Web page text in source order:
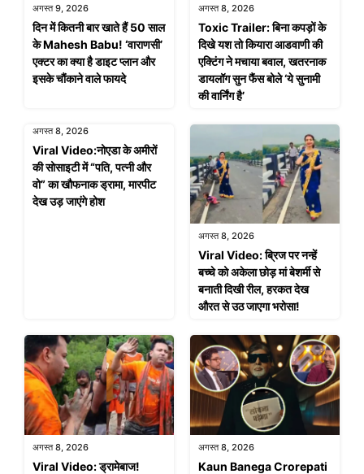
अगस्त 9, 2026
दिन में कितनी बार खाते हैं 50 साल
के Mahesh Babu! ‘वाराणसी’
एक्टर का क्या है डाइट प्लान और
इसके चौंकाने वाले फायदे
अगस्त 8, 2026
Toxic Trailer: बिना कपड़ों के
दिखे यश तो कियारा आडवाणी की
एक्टिंग ने मचाया बवाल, खतरनाक
डायलॉग सुन फैंस बोले ‘ये सुनामी
की वार्निंग है’
अगस्त 8, 2026
Viral Video:नोएडा के अमीरों
की सोसाइटी में “पति, पत्नी और
वो” का खौफनाक ड्रामा, मारपीट
देख उड़ जाएंगे होश
अगस्त 8, 2026
Viral Video: ब्रिज पर नन्हें
बच्चे को अकेला छोड़ मां बेशर्मी से
बनाती दिखी रील, हरकत देख
औरत से उठ जाएगा भरोसा!
अगस्त 8, 2026
Viral Video: ड्रामेबाज!
अगस्त 8, 2026
Kaun Banega Crorepati